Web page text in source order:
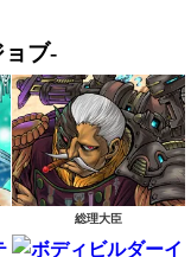
ブ-
総理大臣